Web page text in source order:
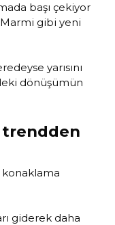
başı çekiyor
gibi yeni
yarısını
dönüşümün
trendden
konaklama
giderek daha